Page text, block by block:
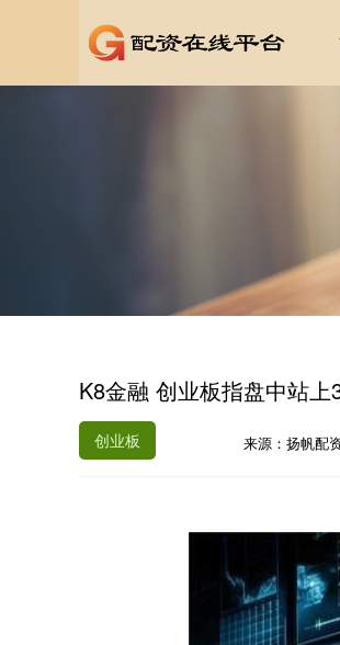
K8金融 创业板指盘中站
创业板 来源：扬帆配